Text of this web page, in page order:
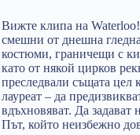
Вижте клипа на
смешни от днешна
костюми, граничещи с
като от някой цирков
преследвали същата цел
лауреат – да
вдъхновяват. Да задават
Път, който неизбежно